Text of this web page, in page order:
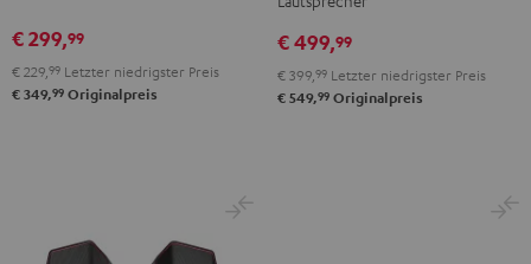
BlackGray
€ 299,99
€ 229, 99 Letzter niedrigster Preis
€ 349,99 Originalpreis
Night
Black
Pure
White
€ 499,99
€ 399, 99 Letzter niedrigster Preis
€ 549,99 Originalpreis